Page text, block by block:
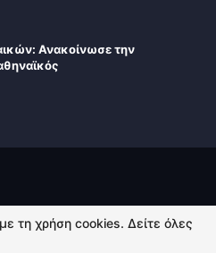
Ανακοίνωσε την
τη χρήση cookies. Δείτε όλες